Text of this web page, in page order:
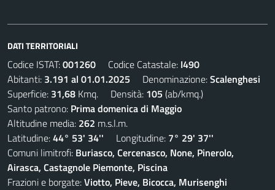
DATI TERRITORIALI
Codice ISTAT:001260 Codice Catastale: I490
Abitanti: 3.191 al 01.01.2025 Denominazione:Scalenghesi
Superficie: 31,68 Kmq. Densità: 105 (ab/kmq.)
Santo patrono: Prima domenica di Maggio
Altitudine media: 262 m.s.l.m.
Latitudine:44° 53' 34'' Longitudine: 7° 29' 37''
Comuni limitrofi: Buriasco, Cercenasco, None, Pinerolo,
Airasca, Castagnole Piemonte, Piscina
Frazioni e borgate:Viotto, Pieve, Bicocca, Murisenghi